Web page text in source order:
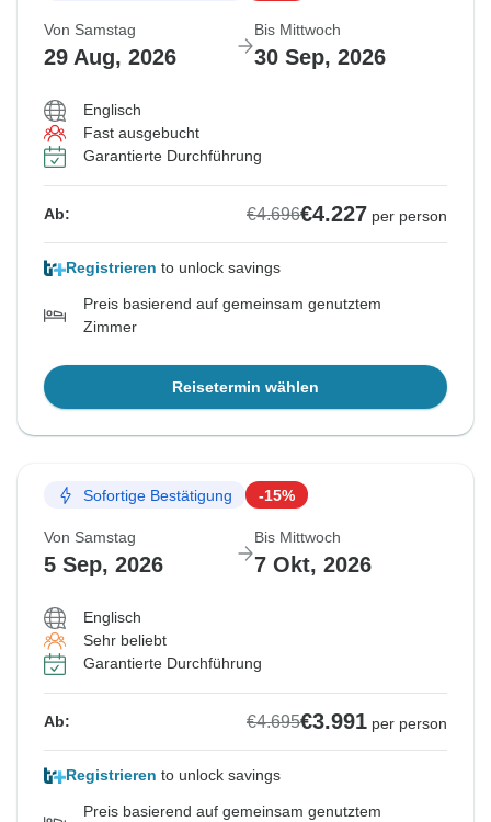
Von Samstag
29 Aug, 2026
Bis Mittwoch
30 Sep, 2026
Englisch
Fast ausgebucht
Garantierte Durchführung
Ab: €4.696€4.227 per person
Registrieren to unlock savings
Preis basierend auf gemeinsam genutztem
Zimmer
Reisetermin wählen
Sofortige Bestätigung -15%
Von Samstag
5 Sep, 2026
Bis Mittwoch
7 Okt, 2026
Englisch
Sehr beliebt
Garantierte Durchführung
Ab: €4.695€3.991 per person
Registrieren to unlock savings
Preis basierend auf gemeinsam genutztem